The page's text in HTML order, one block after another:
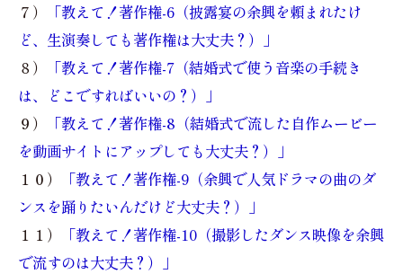
７）
「教えて！著作権-6（披露宴の余興を頼まれたけ
ど、生演奏しても著作権は大丈夫？）」
８）
「教えて！著作権-7（結婚式で使う音楽の手続き
は、どこですればいいの？）」
９）
「教えて！著作権-8（結婚式で流した自作ムービー
を動画サイトにアップしても大丈夫？）」
１０）
「教えて！著作権-9（余興で人気ドラマの曲のダ
ンスを踊りたいんだけど大丈夫？）」
１１）
「教えて！著作権-10（撮影したダンス映像を余興
で流すのは大丈夫？）」